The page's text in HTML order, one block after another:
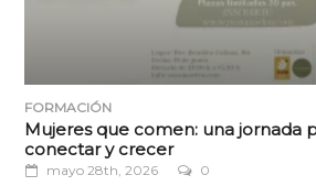
FORMACIÓN
Mujeres que comen: una jornada
conectar y crecer
mayo 28th, 2026 0